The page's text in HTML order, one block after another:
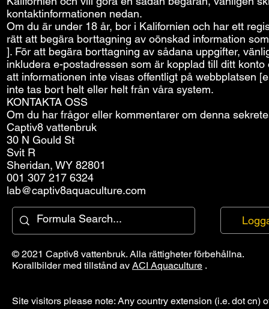
kontaktinformationen nedan.
Om du är under 18 år, bor i Kalifornien och har ett
rätt att begära borttagning av oönskad information
]. För att begära borttagning av sådana uppgifter,
inkludera e-postadressen som är kopplad till ditt
att informationen inte visas offentligt på webbplatsen
inte tas bort helt eller helt från våra system.
KONTAKTA OSS
Om du har frågor eller kommentarer om denna
Captiv8 vattenbruk
30 N Gould St
Svit R
Sheridan, WY 82801
001 307 217 6324
lab@captiv8aquaculture.com
© 2021 Captiv8 vattenbruk. Alla rättigheter förbehållna.
Korallbilder med tillstånd av ACI Aquaculture .
Site visitors please note: Any country extension (i.e. dot cn)